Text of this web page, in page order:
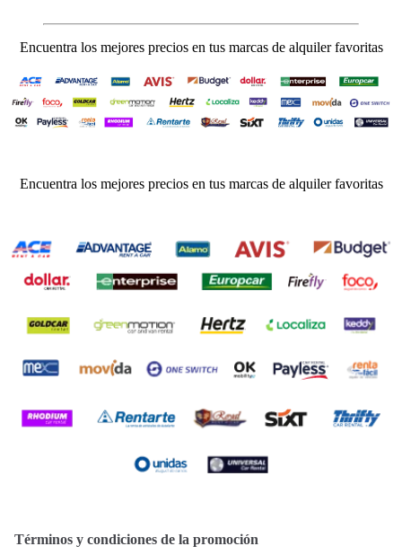
Encuentra los mejores precios en tus marcas de alquiler favoritas
Encuentra los mejores precios en tus marcas de alquiler favoritas
Términos y condiciones de la promoción